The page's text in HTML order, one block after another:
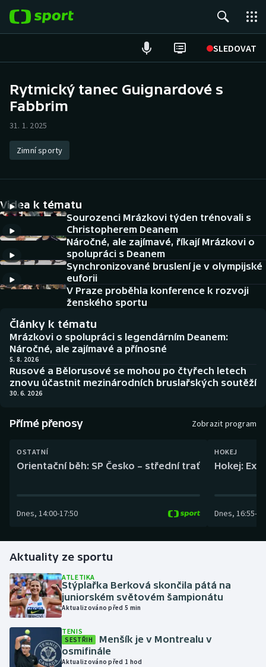
SLEDOVAT
Hokej
Atletika
DALŠÍ SPORTY
Americký fotbal
Baseball a softbal
Biatlon
Boby a skeleton
Box
Curling
Dostihy
Gymnastika
Házená
Jezdectví
Judo
NEPŘEHLÉDNĚTE
Historické návraty
Aplikace ČT sport
AZ kvíz
Rytmický tanec Guignardové s
Fabbrim
31. 1. 2025
Zimní sporty
Videa k tématu
Sourozenci Mrázkovi týden trénovali s
Christopherem Deanem
Náročné, ale zajímavé, říkají Mrázkovi o
spolupráci s Deanem
Synchronizované bruslení je v olympijské
euforii
V Praze proběhla konference k rozvoji
ženského sportu
Články k tématu
Mrázkovi o spolupráci s legendárním Deanem:
Náročné, ale zajímavé a přínosné
5. 8. 2026
Rusové a Bělorusové se mohou po čtyřech letech
znovu účastnit mezinárodních bruslařských soutěží
30. 6. 2026
Přímé přenosy Zobrazit program
OSTATNÍ
Orientační běh: SP Česko – střední trať
Dnes, 14:00-17:50
HOKEJ
Hokej:
Dnes, 16:55-
Aktuality ze sportu
ATLETIKA
Stýplařka Berková skončila pátá na
juniorském světovém šampionátu
Aktualizováno před 5 min
TENIS
SESTŘIH
Menšík je v Montrealu v
osmifinále
Aktualizováno před 1 hod